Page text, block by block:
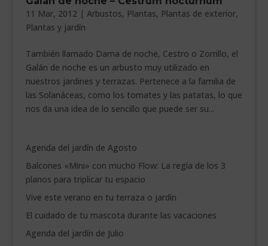
VEURE EN CATALÀ
11 Mar, 2012| Arbustos, Plantas, Plantas de exterior,
Plantas y jardín
También llamado Dama de noche, Cestro o Zorrillo, el
Galán de noche es un arbusto muy utilizado en
nuestros jardines y terrazas. Pertenece a la familia de
las Solanáceas, como los tomates y las patatas, lo que
nos da una idea de lo sencillo que puede ser su...
Agenda del jardín de Agosto
Balcones «Mini» con mucho Flow: La regla de los 3
planos para triplicar tu espacio
Vive este verano en tu terraza o jardín
El cuidado de tu mascota durante las vacaciones
Agenda del jardín de Julio